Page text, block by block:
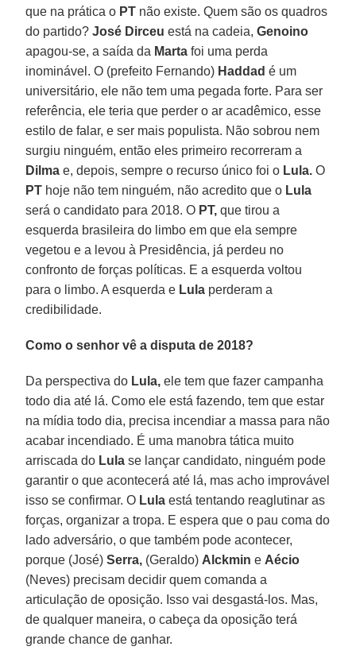
que na prática o PT não existe. Quem são os quadros
do partido?José Dirceu está na cadeia,Genoino
apagou-se, a saída da Marta foi uma perda
inominável. O (prefeito Fernando) Haddad é um
universitário, ele não tem uma pegada forte. Para ser
referência, ele teria que perder o ar acadêmico, esse
estilo de falar, e ser mais populista. Não sobrou nem
surgiu ninguém, então eles primeiro recorreram a
Dilma e, depois, sempre o recurso único foi o Lula. O
PT hoje não tem ninguém, não acredito que o Lula
será o candidato para 2018. O PT, que tirou a
esquerda brasileira do limbo em que ela sempre
vegetou e a levou à Presidência, já perdeu no
confronto de forças políticas. E a esquerda voltou
para o limbo. A esquerda e Lula perderam a
credibilidade.
Como o senhor vê a disputa de 2018?
Da perspectiva do Lula, ele tem que fazer campanha
todo dia até lá. Como ele está fazendo, tem que estar
na mídia todo dia, precisa incendiar a massa para não
acabar incendiado. É uma manobra tática muito
arriscada do Lula se lançar candidato, ninguém pode
garantir o que acontecerá até lá, mas acho improvável
isso se confirmar. O Lula está tentando reaglutinar as
forças, organizar a tropa. E espera que o pau coma do
lado adversário, o que também pode acontecer,
porque (José)Serra, (Geraldo) Alckmin e Aécio
(Neves) precisam decidir quem comanda a
articulação de oposição. Isso vai desgastá-los. Mas,
de qualquer maneira, o cabeça da oposição terá
grande chance de ganhar.